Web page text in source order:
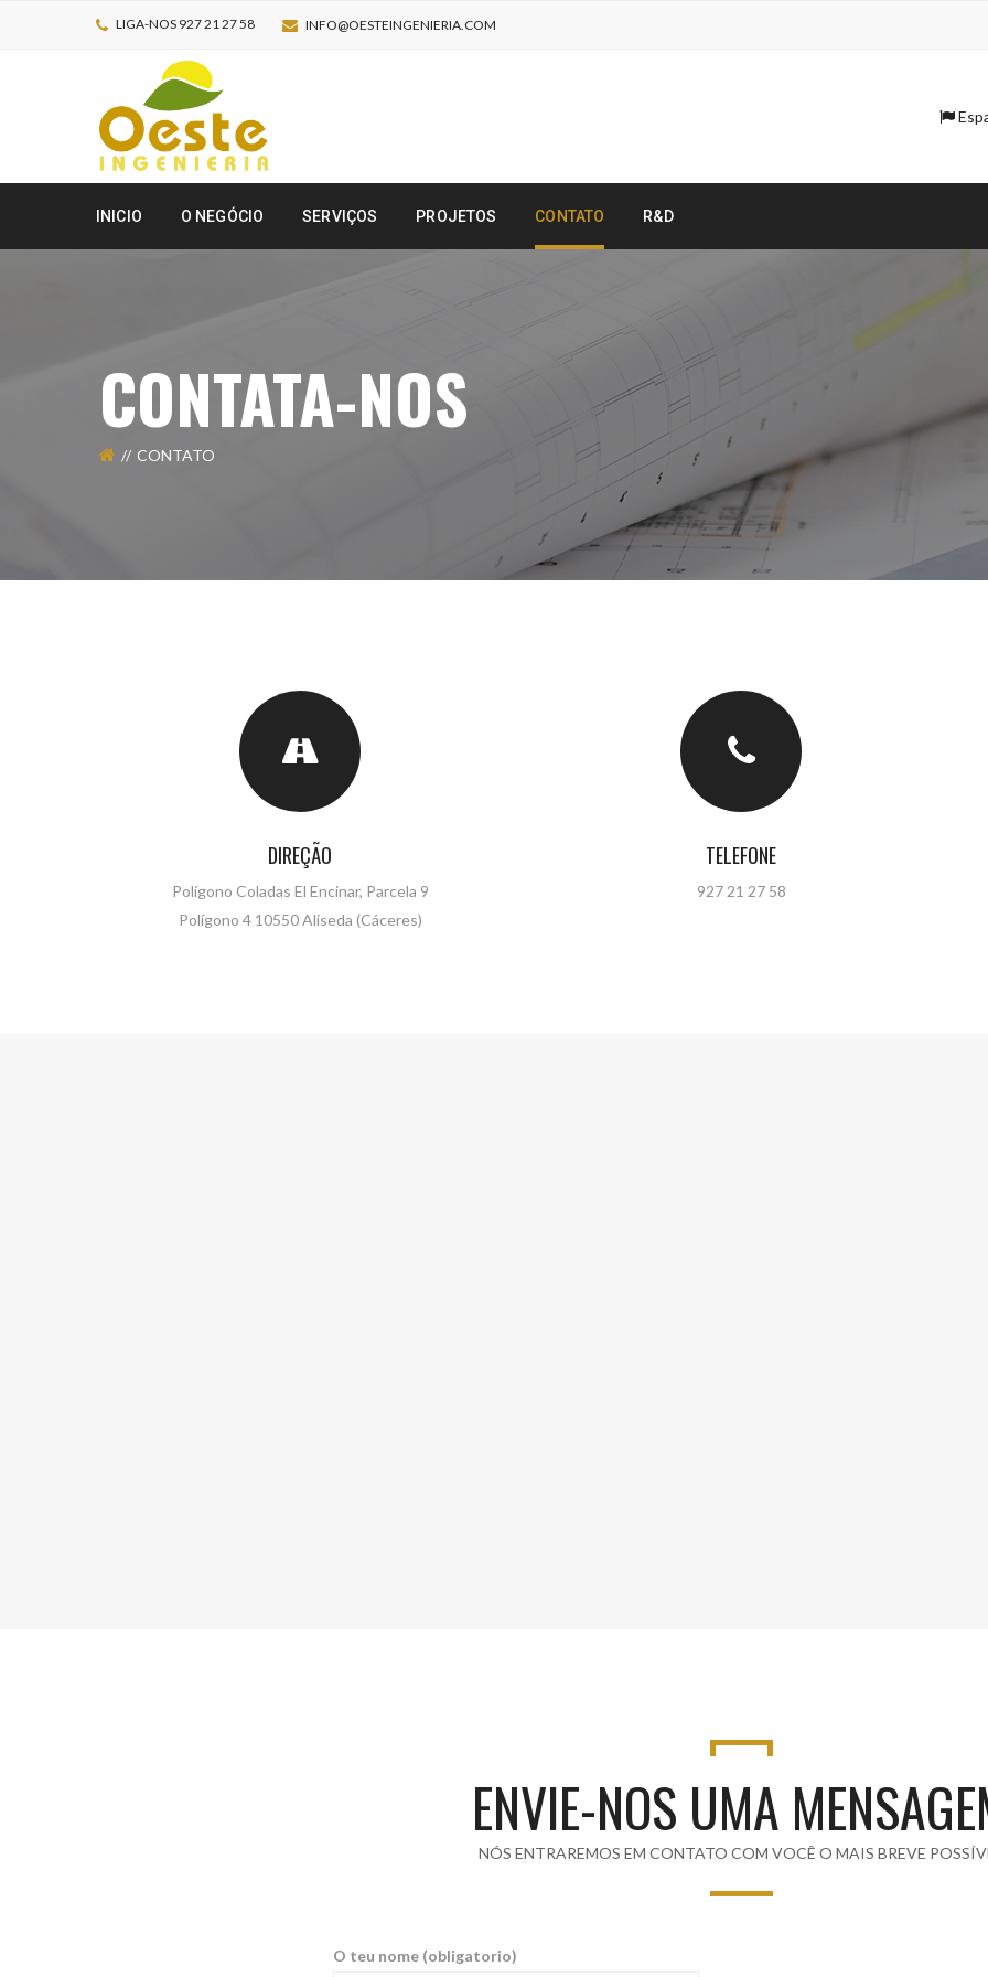
LIGA-NOS 927 21 27 58 INFO@OESTEINGENIERIA.COM
INICIO O NEGÓCIO SERVIÇOS PROJETOS CONTATO R&D
CONTATA-NOS
CONTATO
DIREÇÃO
Polígono Coladas El Encinar, Parcela 9
Polígono 4 10550 Aliseda (Cáceres)
TELEFONE
927 21 27 58
ENVIE-NOS UMA
NÓS ENTRAREMOS EM CONTATO COM VOCÊ O MAIS BREVE
O teu nome (obligatorio)